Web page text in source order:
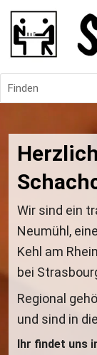
Finden
Wir sind ein
Neumühl,
Kehl am
bei
Regional
und sind in
Ihr findet uns